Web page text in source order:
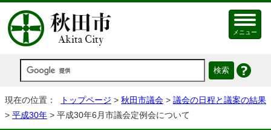
メニュー
現在の位置： トップページ > 秋田市議会 > 議会の日程と議案の結果
> 平成30年 > 平成30年6月市議会定例会について